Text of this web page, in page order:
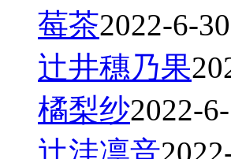
莓茶2022-6-
辻井穗乃果
橘梨纱2022-
辻洼凛音